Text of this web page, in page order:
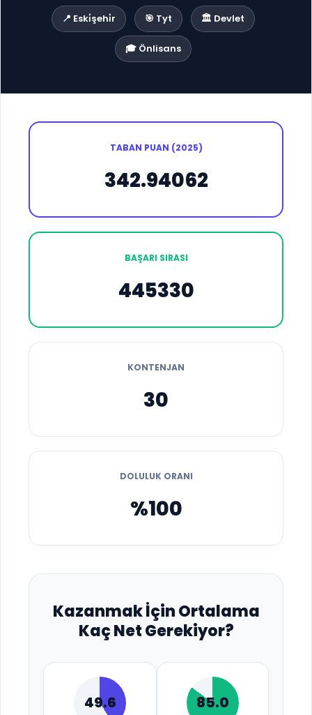
📍 Eski̇şehi̇r 🎯 Tyt 🏛️ Devlet
🎓 Önlisans
TABAN PUAN (2025)
342.94062
BAŞARI SIRASI
445330
KONTENJAN
30
DOLULUK ORANI
%100
Kazanmak İçin Ortalama
Kaç Net Gerekiyor?
49.6 85.0